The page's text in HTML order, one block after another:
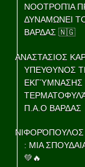
ΝΟΟΤΡΟΠΊΑ
ΔΥΝΑΜΩΝΕΙ
ΒΑΡΔΑΣ 🇳🇬
ΑΝΑΣΤΑΣΙΟΣ
ΥΠΕΥΘΥΝΟΣ
ΕΚΓΎΜΝΑΣΗΣ
Π.Α.Ο ΒΑΡΔΑΣ
ΝΙΦΟΡΌΠΟΥΛΟΣ
: ΜΙΑ
💚🔥